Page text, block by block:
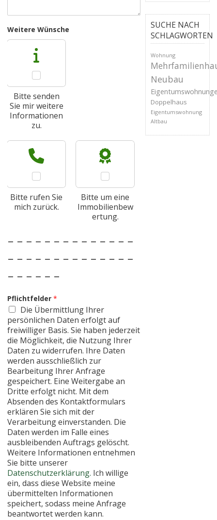
Weitere Wünsche
Bitte senden
Sie mir weitere
Informationen
zu.
Bitte rufen Sie
mich zurück.
Bitte um eine
Immobilienbew
ertung.
– – – – – – – – – – – – – –
– – – – – – – – – – – – – –
– – – – – –
Pflichtfelder *
Die Übermittlung Ihrer
persönlichen Daten erfolgt auf
freiwilliger Basis. Sie haben jederzeit
die Möglichkeit, die Nutzung Ihrer
Daten zu widerrufen. Ihre Daten
werden ausschließlich zur
Bearbeitung Ihrer Anfrage
gespeichert. Eine Weitergabe an
Dritte erfolgt nicht. Mit dem
Absenden des Kontaktformulars
erklären Sie sich mit der
Verarbeitung einverstanden. Die
Daten werden im Falle eines
ausbleibenden Auftrags gelöscht.
Weitere Informationen entnehmen
Sie bitte unserer
Datenschutzerklärung. Ich willige
ein, dass diese Website meine
übermittelten Informationen
speichert, sodass meine Anfrage
beantwortet werden kann.
SUCHE NACH
SCHLAGWORTEN
Wohnung
Neubau
Doppelhaus
Eigentumswohnung
Altbau